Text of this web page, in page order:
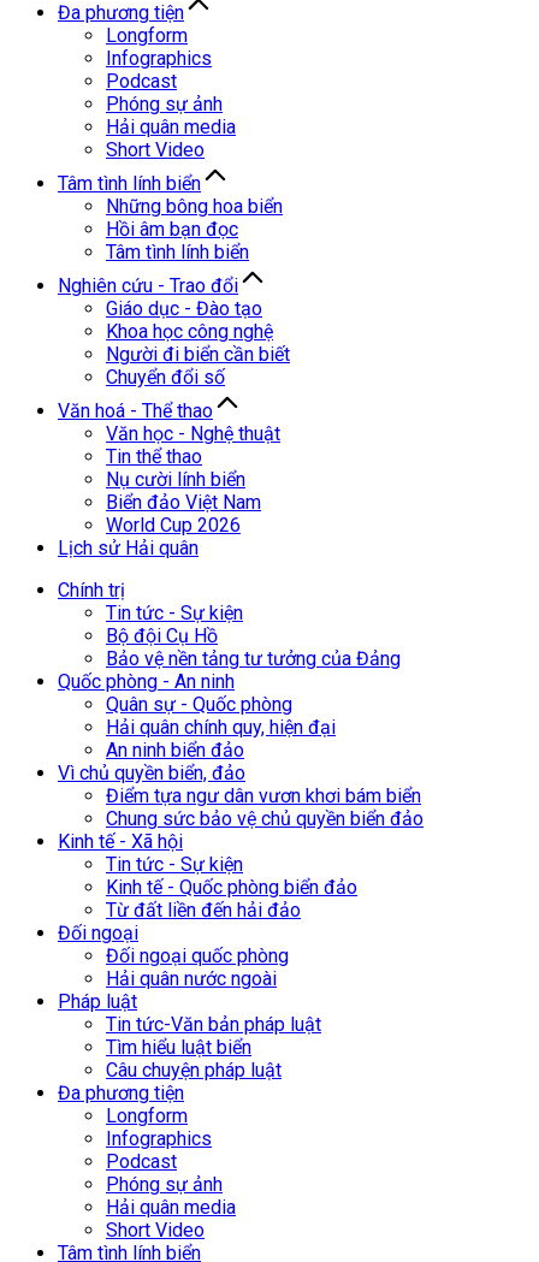
Đa phương tiện
Longform
Infographics
Podcast
Phóng sự ảnh
Hải quân media
Short Video
Tâm tình lính biển
Những bông hoa biển
Hồi âm bạn đọc
Tâm tình lính biển
Nghiên cứu - Trao đổi
Giáo dục - Đào tạo
Khoa học công nghệ
Người đi biển cần biết
Chuyển đổi số
Văn hoá - Thể thao
Văn học - Nghệ thuật
Tin thể thao
Nụ cười lính biển
Biển đảo Việt Nam
World Cup 2026
Lịch sử Hải quân
Chính trị
Tin tức - Sự kiện
Bộ đội Cụ Hồ
Bảo vệ nền tảng tư tưởng của Đảng
Quốc phòng - An ninh
Quân sự - Quốc phòng
Hải quân chính quy, hiện đại
An ninh biển đảo
Vì chủ quyền biển, đảo
Điểm tựa ngư dân vươn khơi bám biển
Chung sức bảo vệ chủ quyền biển đảo
Kinh tế - Xã hội
Tin tức - Sự kiện
Kinh tế - Quốc phòng biển đảo
Từ đất liền đến hải đảo
Đối ngoại
Đối ngoại quốc phòng
Hải quân nước ngoài
Pháp luật
Tin tức-Văn bản pháp luật
Tìm hiểu luật biển
Câu chuyện pháp luật
Đa phương tiện
Longform
Infographics
Podcast
Phóng sự ảnh
Hải quân media
Short Video
Tâm tình lính biển